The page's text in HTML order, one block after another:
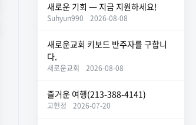
새로운 기회 — 지금 지원하세요!
Suhyun990 2026-08-08
새로운교회 키보드 반주자를 구합니
다.
새로운교회 2026-08-08
즐거운 여행(213-388-4141)
고현정 2026-07-20